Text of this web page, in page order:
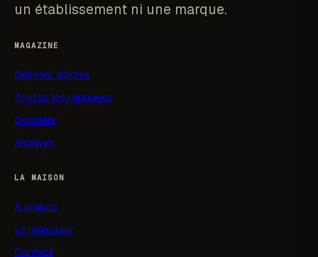
un établissement ni une marque.
MAGAZINE
Derniers articles
Toutes les rubriques
Dossiers
Archives
LA MAISON
À propos
Le rédacteur
Contact